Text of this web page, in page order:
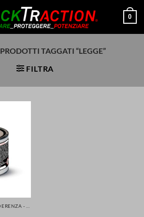
0
PRODOTTI TAGGATI “LEGGE”
FILTRA